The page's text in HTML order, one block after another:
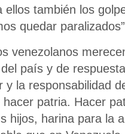
ellos también los
quedar
venezolanos
país y de
y la responsabilidad
patria. Hacer
hijos, harina para la